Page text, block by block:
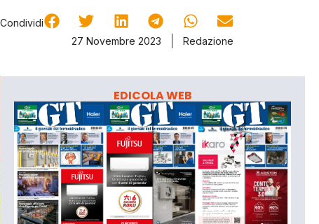
Condividi
27 Novembre 2023
Redazione
EDICOLA WEB